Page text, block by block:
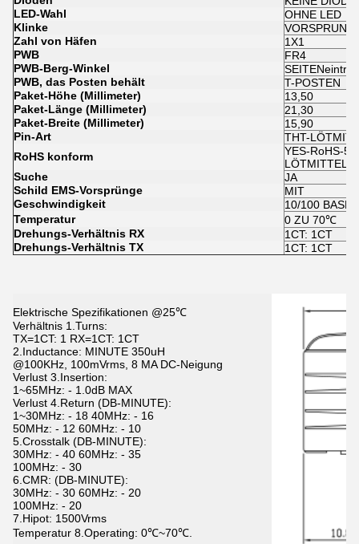
LED-Wahl
OHNE LED
Klinke
VORSPRUNG
Zahl von Häfen
1X1
PWB
FR4
PWB-Berg-Winkel
SEITENeintritt
PWB, das Posten behält
T-POSTEN
Paket-Höhe (Millimeter)
13,50
Paket-Länge (Millimeter)
21,30
Paket-Breite (Millimeter)
15,90
Pin-Art
THT-
RoHS konform
YES-RoHS-5
LÖTMITTEL-
Suche
JA
Schild EMS-Vorsprünge
MIT
Geschwindigkeit
10/100 BASE-
Temperatur
0 ZU 70℃
Drehungs-Verhältnis RX
1CT: 1CT
Drehungs-Verhältnis TX
1CT: 1CT
Elektrische Spezifikationen @25℃
Verhältnis 1.Turns:
TX=1CT: 1 RX=1CT: 1CT
2.Inductance: MINUTE 350uH
@100KHz, 100mVrms, 8 MA DC-Neigung
Verlust 3.Insertion:
1~65MHz: - 1.0dB MAX
Verlust 4.Return (DB-MINUTE):
1~30MHz: - 18 40MHz: - 16
50MHz: - 12 60MHz: - 10
5.Crosstalk (DB-MINUTE):
30MHz: - 40 60MHz: - 35
100MHz: - 30
6.CMR: (DB-MINUTE):
30MHz: - 30 60MHz: - 20
100MHz: - 20
7.Hipot: 1500Vrms
Temperatur 8.Operating: 0℃~70℃.